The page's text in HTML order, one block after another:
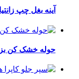
آینه بغل چپ زانتیا
حوله خشک کن